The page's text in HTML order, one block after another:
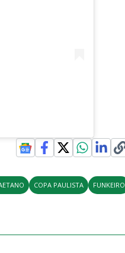
COPA PAULISTA FUNKEIRO